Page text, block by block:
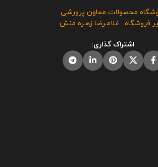
محصولات معاون پرورشی
فروشگاه : غلامـرضا زهـره منش
اشتراک گذاری: